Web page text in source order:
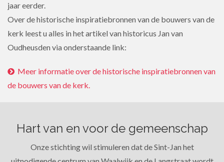
jaar eerder.
Over de historische inspiratiebronnen van de bouwers van de
kerk leest u alles in het artikel van historicus Jan van
Oudheusden via onderstaande link:
Meer informatie over de historische inspiratiebronnen van
de bouwers van de kerk.
Hart van en voor de gemeenschap
Onze stichting wil stimuleren dat de Sint-Jan het